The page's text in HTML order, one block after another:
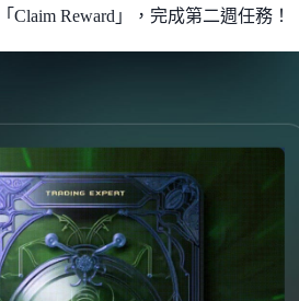
Claim Reward」，完成第二週任務！